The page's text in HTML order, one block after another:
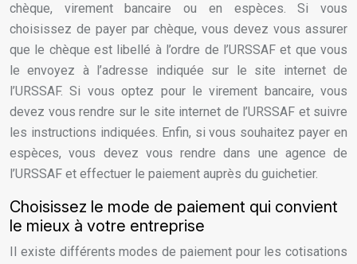
chèque, virement bancaire ou en espèces. Si vous
choisissez de payer par chèque, vous devez vous assurer
que le chèque est libellé à l’ordre de l’URSSAF et que vous
le envoyez à l’adresse indiquée sur le site internet de
l’URSSAF. Si vous optez pour le virement bancaire, vous
devez vous rendre sur le site internet de l’URSSAF et suivre
les instructions indiquées. Enfin, si vous souhaitez payer en
espèces, vous devez vous rendre dans une agence de
l’URSSAF et effectuer le paiement auprès du guichetier.
Choisissez le mode de paiement qui convient
le mieux à votre entreprise
Il existe différents modes de paiement pour les cotisations